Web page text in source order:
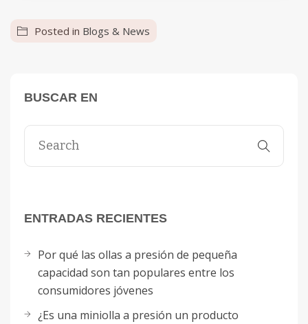
Posted in Blogs & News
BUSCAR EN
ENTRADAS RECIENTES
Por qué las ollas a presión de pequeña
capacidad son tan populares entre los
consumidores jóvenes
¿Es una miniolla a presión un producto